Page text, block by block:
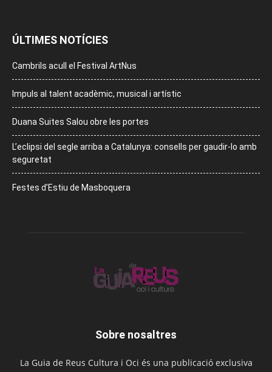
ÚLTIMES NOTÍCIES
Cambrils acull el Festival ArtNus
Impuls al talent acadèmic, musical i artístic
Duana Suites Salou obre les portes
L’eclipsi del segle arriba a Catalunya: consells per gaudir-lo amb
seguretat
Festes d’Estiu de Masboquera
Sobre nosaltres
La Guia de Reus Cultura i Oci és una publicació exclusiva